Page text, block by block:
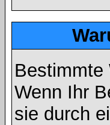
Bestimmte
Wenn Ihr
sie durch